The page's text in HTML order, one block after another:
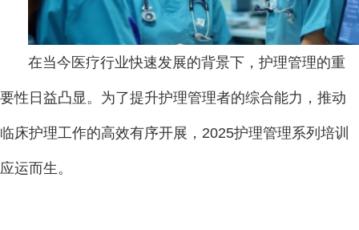
在当今医疗行业快速发展的背景下，护理管理的重
要性日益凸显。为了提升护理管理者的综合能力，推动
临床护理工作的高效有序开展，2025护理管理系列培训
应运而生。